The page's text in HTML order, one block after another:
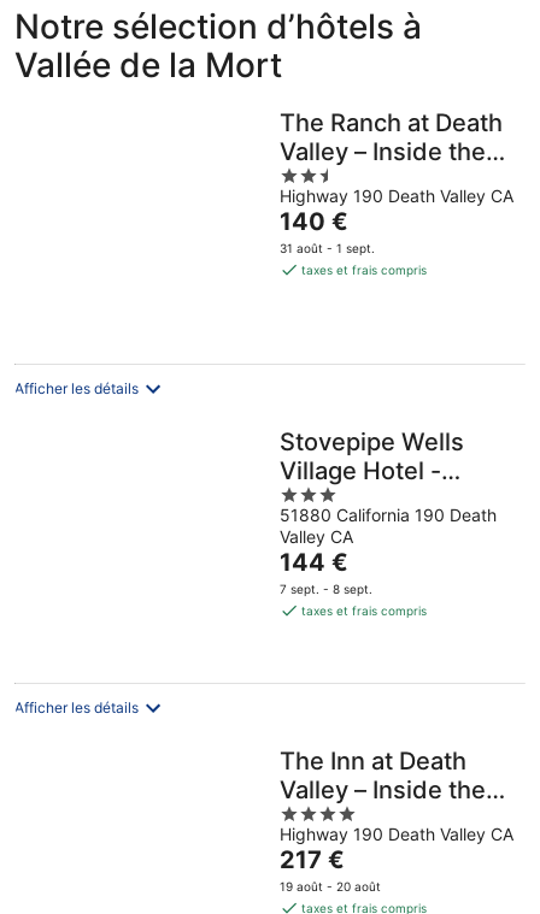
Vallée
de
Mort
Vallée
de
la
Mort
pour
demain
soir,
août
août
Mort
pour
week-
août
Notre sélection d’hôtels à
Vallée de la Mort
The Ranch at Death
Valley – Inside the
Park
2.5
out
of
5
Highway 190 Death Valley CA
Le
prix
est
nuit
140 €
31 août - 1 sept.
taxes et frais compris
Afficher les détails
Stovepipe Wells
Village Hotel -
Inside The Park
3
out
of
5
51880 California 190 Death
Valley CA
Le
prix
est
par
144 €
7 sept. - 8 sept.
taxes et frais compris
Afficher les détails
The Inn at Death
Valley – Inside the
Park
4
out
of
5
Highway 190 Death Valley CA
Le
prix
est
217 €
19 août - 20 août
taxes et frais compris